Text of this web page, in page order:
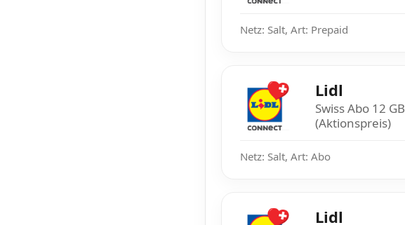
Netz: Salt, Art: Prepaid
Lidl
Swiss Abo 12 GB
(Aktionspreis)
Netz: Salt, Art: Abo
Lidl